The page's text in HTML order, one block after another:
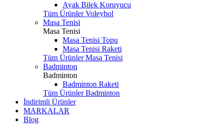
Ayak Bilek Koruyucu
Tüm Ürünler Voleybol
Masa Tenisi
Masa Tenisi
Masa Tenisi Topu
Masa Tenisi Raketi
Tüm Ürünler Masa Tenisi
Badminton
Badminton
Badminton Raketi
Tüm Ürünler Badminton
İndirimli Ürünler
MARKALAR
Blog